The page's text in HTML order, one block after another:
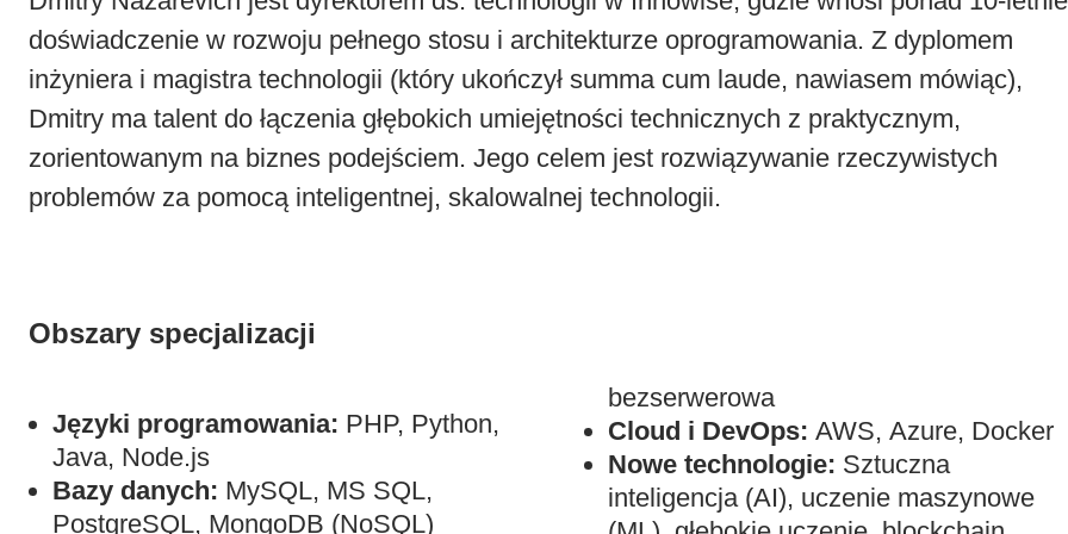
doświadczenie w rozwoju pełnego stosu i architekturze oprogramowania. Z dyplomem
inżyniera i magistra technologii (który ukończył summa cum laude, nawiasem mówiąc),
Dmitry ma talent do łączenia głębokich umiejętności technicznych z praktycznym,
zorientowanym na biznes podejściem. Jego celem jest rozwiązywanie rzeczywistych
problemów za pomocą inteligentnej, skalowalnej technologii.
Obszary specjalizacji
Języki programowania: PHP, Python,
Java, Node.js
Bazy danych: MySQL, MS SQL,
PostgreSQL, MongoDB (NoSQL)
bezserwerowa
Cloud i DevOps: AWS, Azure, Docker
Nowe technologie: Sztuczna
inteligencja (AI), uczenie maszynowe